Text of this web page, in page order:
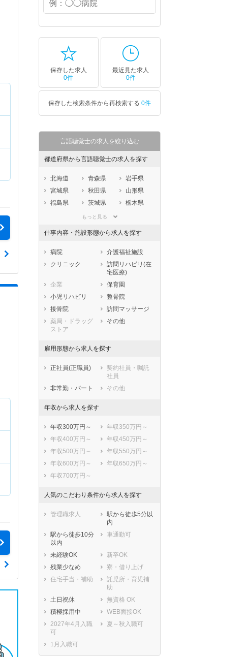
保存した求人
0件
最近見た求人
0件
保存した検索条件から再検索する 0件
言語聴覚士の求人を絞り込む
都道府県から言語聴覚士の求人を探す
北海道 青森県
岩手県
宮城県
秋田県
山形県
福島県
茨城県
栃木県
埼玉県
石川県
福井県
岐阜県
静岡県
愛知県
三重県
大阪府
兵庫県
奈良県
鳥取県
島根県
広島県
山口県
徳島県
香川県
愛媛県
熊本県
大分県
もっと見る
仕事内容・施設形態から求人を探す
病院
介護福祉施設
クリニック
訪問リハビリ(在
宅医療)
企業
保育園
小児リハビリ
整骨院
接骨院
訪問マッサージ
薬局・ドラッグ
ストア
その他
雇用形態から求人を探す
正社員(正職員)
契約社員・嘱託
社員
非常勤・パート
その他
年収から求人を探す
年収300万円～
年収350万円～
年収400万円～
年収450万円～
年収500万円～
年収550万円～
年収600万円～
年収650万円～
年収700万円～
人気のこだわり条件から求人を探す
管理職求人
駅から徒歩5分以
内
駅から徒歩10分
以内
車通勤可
未経験OK
新卒OK
残業少なめ
寮・借り上げ
住宅手当・補助
託児所・育児補
助
土日祝休
無資格 OK
積極採用中
WEB面接OK
2027年4月入職
可
夏～秋入職可
1月入職可